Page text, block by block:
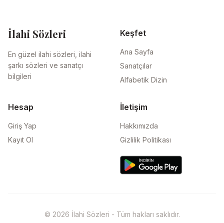
İlahi Sözleri
En güzel ilahi sözleri, ilahi
şarkı sözleri ve sanatçı
bilgileri
Keşfet
Ana Sayfa
Sanatçılar
Alfabetik Dizin
Hesap
Giriş Yap
Kayıt Ol
İletişim
Hakkımızda
Gizlilik Politikası
© 2026 İlahi Sözleri - Tüm hakları saklıdır.